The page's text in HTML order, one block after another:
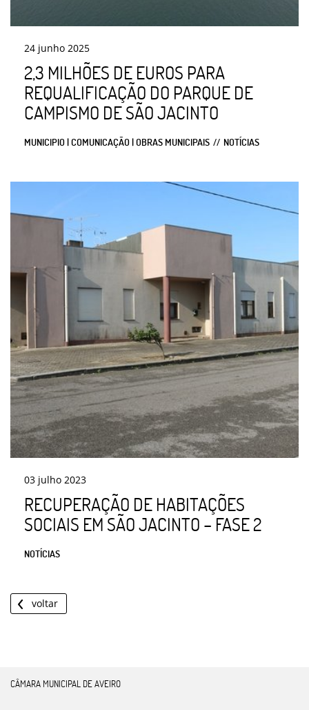
24 junho 2025
2,3 MILHÕES DE EUROS PARA
REQUALIFICAÇÃO DO PARQUE DE
CAMPISMO DE SÃO JACINTO
MUNICIPIO | COMUNICAÇÃO | OBRAS MUNICIPAIS NOTÍCIAS
03 julho 2023
RECUPERAÇÃO DE HABITAÇÕES
SOCIAIS EM SÃO JACINTO – FASE 2
NOTÍCIAS
voltar
CÂMARA MUNICIPAL DE AVEIRO